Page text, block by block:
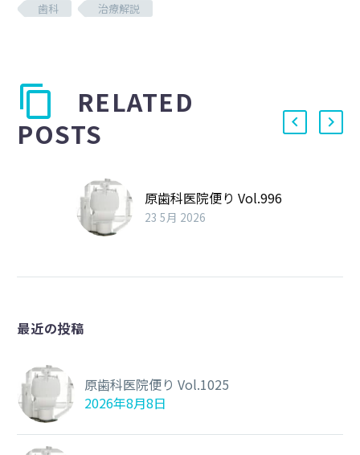
歯科
治療解説
RELATED
POSTS
原歯科医院便り Vol.996
23 5月 2026
最近の投稿
原歯科医院便り Vol.1025
2026年8月8日